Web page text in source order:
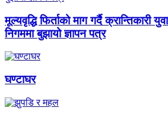
मूल्यवृद्धि फिर्ताको माग गर्दै
निगममा बुझायो ज्ञापन पत्र
घण्टाघर